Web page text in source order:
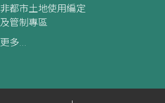
非都市土地使用編定
及管制專區
更多...